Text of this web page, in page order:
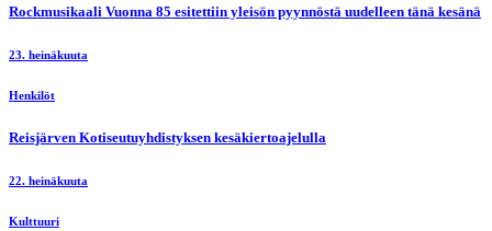
Rockmusikaali Vuonna 85 esitettiin yleisön pyynnöstä uudelleen tänä kesänä
23. heinäkuuta
Henkilöt
Reisjärven Kotiseutuyhdistyksen kesäkiertoajelulla
22. heinäkuuta
Kulttuuri